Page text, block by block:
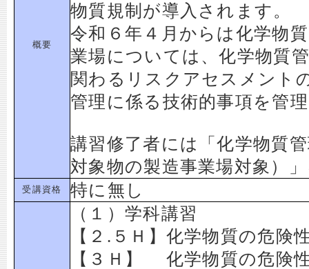
概要
物質規制が導入されます。
令和６年４月からは化学物
業場については、化学物質
関わるリスクアセスメント
管理に係る技術的事項を管
講習修了者には「化学物質
対象物の製造事業場対象）
受講資格 特に無し
（１）学科講習
【２.５Ｈ】化学物質の危険
【３Ｈ】 化学物質の危険